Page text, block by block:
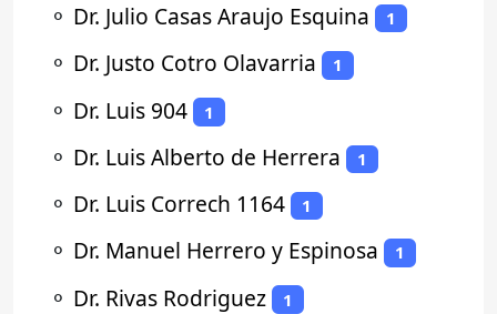
⚬ Dr. Julio Casas Araujo Esquina 1
⚬ Dr. Justo Cotro Olavarria 1
⚬ Dr. Luis 904 1
⚬ Dr. Luis Alberto de Herrera 1
⚬ Dr. Luis Correch 1164 1
⚬ Dr. Manuel Herrero y Espinosa 1
⚬ Dr. Rivas Rodriguez 1